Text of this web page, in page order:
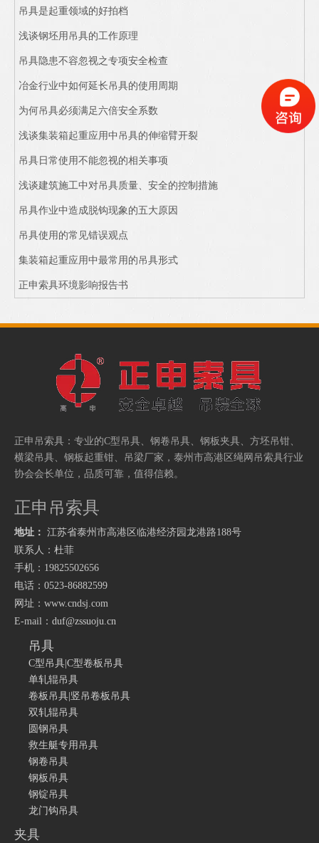
吊具是起重领域的好拍档
浅谈钢坯用吊具的工作原理
吊具隐患不容忽视之专项安全检查
冶金行业中如何延长吊具的使用周期
为何吊具必须满足六倍安全系数
浅谈集装箱起重应用中吊具的伸缩臂开裂
吊具日常使用不能忽视的相关事项
浅谈建筑施工中对吊具质量、安全的控制措施
吊具作业中造成脱钩现象的五大原因
吊具使用的常见错误观点
集装箱起重应用中最常用的吊具形式
正申索具环境影响报告书
正申吊索具：专业的C型吊具、 钢卷吊具、 钢板夹具、 方坯吊钳、
横梁吊具、 钢板起重钳、 吊梁厂家 ， 泰州市高港区绳网吊索具行业
协会会长单位，品质可靠，值得信赖。
正申吊索具
地址： 江苏省泰州市高港区临港经济园龙港路188号
联系人：杜菲
手机：19825502656
电话：0523-86882599
网址： www.cndsj.com
E-mail： duf@zssuoju.cn
吊具
C型吊具|C型卷板吊具
单轧辊吊具
卷板吊具|竖吊卷板吊具
双轧辊吊具
圆钢吊具
救生艇专用吊具
钢卷吊具
钢板吊具
钢锭吊具
龙门钩吊具
夹具